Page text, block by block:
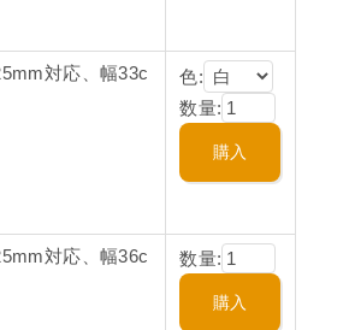
対応、幅33c
色:
数量:
対応、幅36c 数量: